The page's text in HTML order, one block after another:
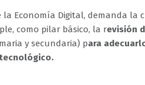
la Economía Digital, demanda la
como pilar básico, la revisión
y secundaria) para